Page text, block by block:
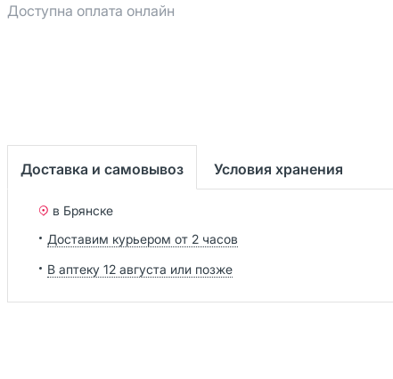
Доступна оплата онлайн
Доставка и самовывоз Условия хранения
в Брянске
Доставим курьером от 2 часов
В аптеку 12 августа или позже